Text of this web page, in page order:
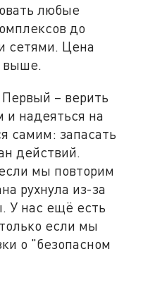
любые
до
сетями. Цена
выше.
– верить
надеяться на
самим: запасать
действий.
мы повторим
рухнула из-за
У нас ещё есть
если мы
о "безопасном